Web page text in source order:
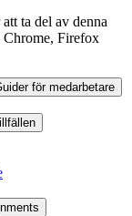
ta del av denna
Chrome, Firefox
för medarbetare